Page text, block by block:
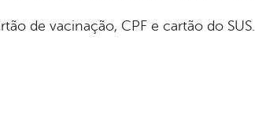
de vacinação, CPF e cartão do SUS.